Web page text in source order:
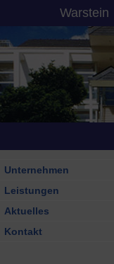
Warstein
Unternehmen
Leistungen
Aktuelles
Kontakt